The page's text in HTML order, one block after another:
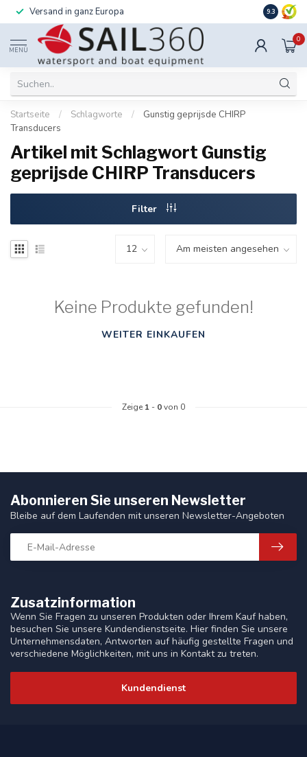
Versand in ganz Europa 9.3
MENÜ
0
Startseite / Schlagworte /
Gunstig geprijsde CHIRP
Transducers
Artikel mit Schlagwort Gunstig
geprijsde CHIRP Transducers
Filter
Keine Produkte gefunden!
WEITER EINKAUFEN
Zeige 1 - 0von 0
Zusatzinformation
Wenn Sie Fragen zu unseren Produkten oder Ihrem Kauf haben,
besuchen Sie unsere Kundendienstseite. Hier finden Sie unsere
Unternehmensdaten, Antworten auf häufig gestellte Fragen und
verschiedene Möglichkeiten, mit uns in Kontakt zu treten.
Kundendienst
Abonnieren Sie unseren Newsletter
Bleibe auf dem Laufenden mit unseren Newsletter-Angeboten